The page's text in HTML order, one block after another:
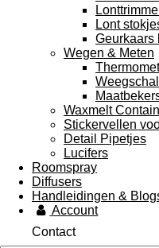
Lont
Geurkaars
Wegen & Meten
Waxmelt
Stickervellen
Detail Pipetjes
Lucifers
Roomspray
Diffusers
Handleidingen &
Account
Contact